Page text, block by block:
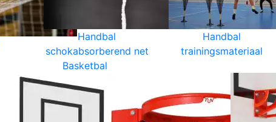
Handbal
schokabsorberend net
Handbal
trainingsmateriaal
Basketbal